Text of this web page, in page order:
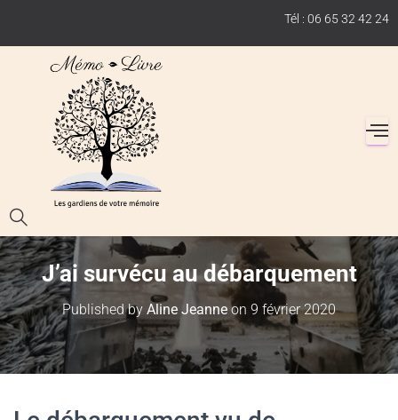
Tél : 06 65 32 42 24
J’ai survécu au débarquement
Published by Aline Jeanne on 9 février 2020